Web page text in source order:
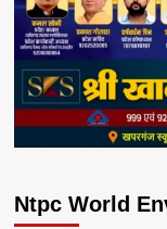
Ntpc World